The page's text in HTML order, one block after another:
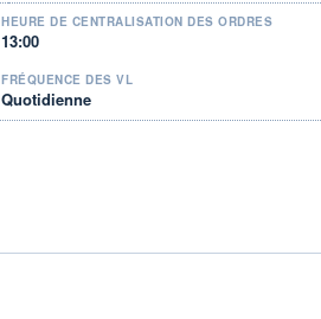
HEURE DE CENTRALISATION DES ORDRES
13:00
FRÉQUENCE DES VL
Quotidienne